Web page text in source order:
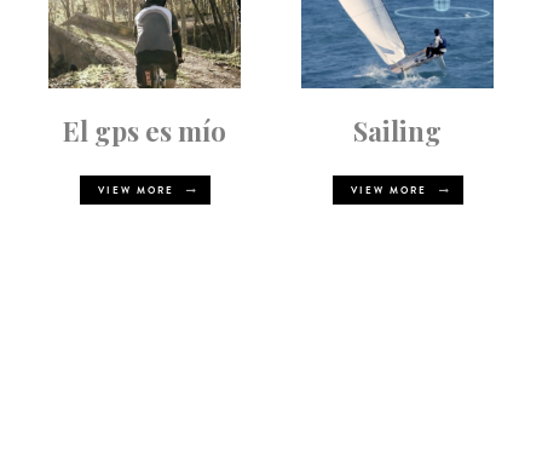
El gps es mío
VIEW MORE
Sailing
VIEW MORE